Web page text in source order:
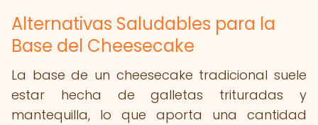
Alternativas Saludables para la
Base del Cheesecake
La base de un cheesecake tradicional suele
estar hecha de galletas trituradas y
mantequilla, lo que aporta una cantidad